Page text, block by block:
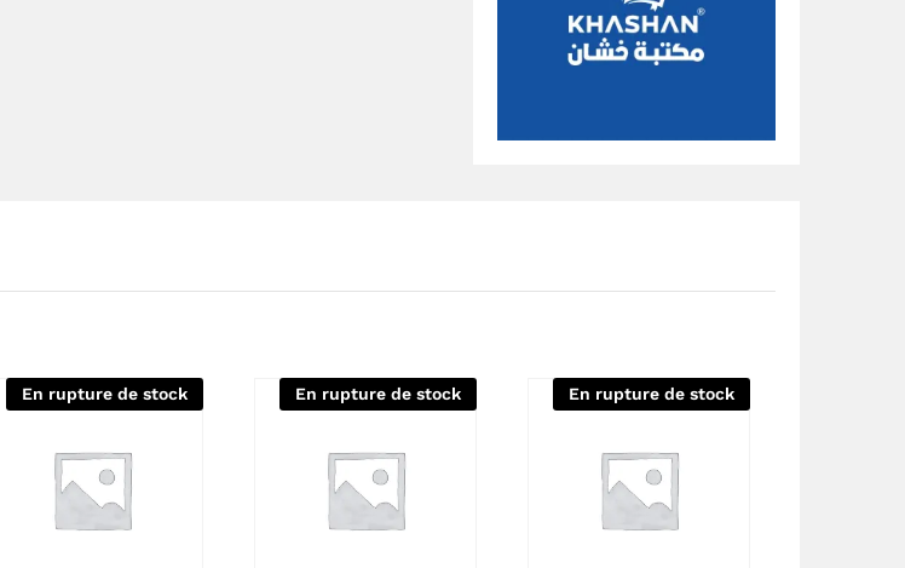
En rupture de stock En rupture de stock En rupture de stock